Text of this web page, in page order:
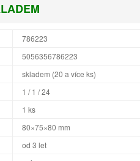
786223
5056356786223
skladem (20 a více ks)
1 / 1 / 24
1 ks
80×75×80 mm
od 3 let